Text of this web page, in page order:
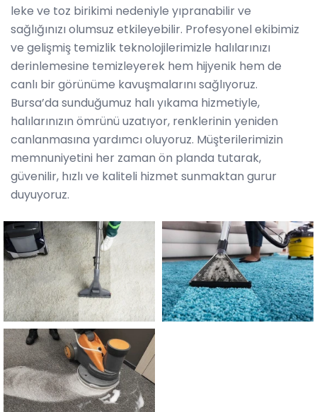
leke ve toz birikimi nedeniyle yıpranabilir ve
sağlığınızı olumsuz etkileyebilir. Profesyonel ekibimiz
ve gelişmiş temizlik teknolojilerimizle halılarınızı
derinlemesine temizleyerek hem hijyenik hem de
canlı bir görünüme kavuşmalarını sağlıyoruz.
Bursa’da sunduğumuz halı yıkama hizmetiyle,
halılarınızın ömrünü uzatıyor, renklerinin yeniden
canlanmasına yardımcı oluyoruz. Müşterilerimizin
memnuniyetini her zaman ön planda tutarak,
güvenilir, hızlı ve kaliteli hizmet sunmaktan gurur
duyuyoruz.